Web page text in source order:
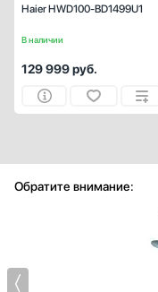
В наличии
Haier HWD100-BD1499U1
129 999руб.
Обратите внимание: